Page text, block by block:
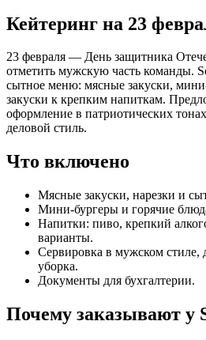
Кейтеринг на 23
23 февраля — День защитника
отметить мужскую часть команды.
сытное меню: мясные закуски,
закуски к крепким напиткам.
оформление в патриотических
деловой стиль.
Что включено
Мясные закуски, нарезки и
Мини-бургеры и горячие
Напитки: пиво, крепкий
варианты.
Сервировка в мужском стиле,
уборка.
Документы для бухгалтерии.
Почему заказывают у